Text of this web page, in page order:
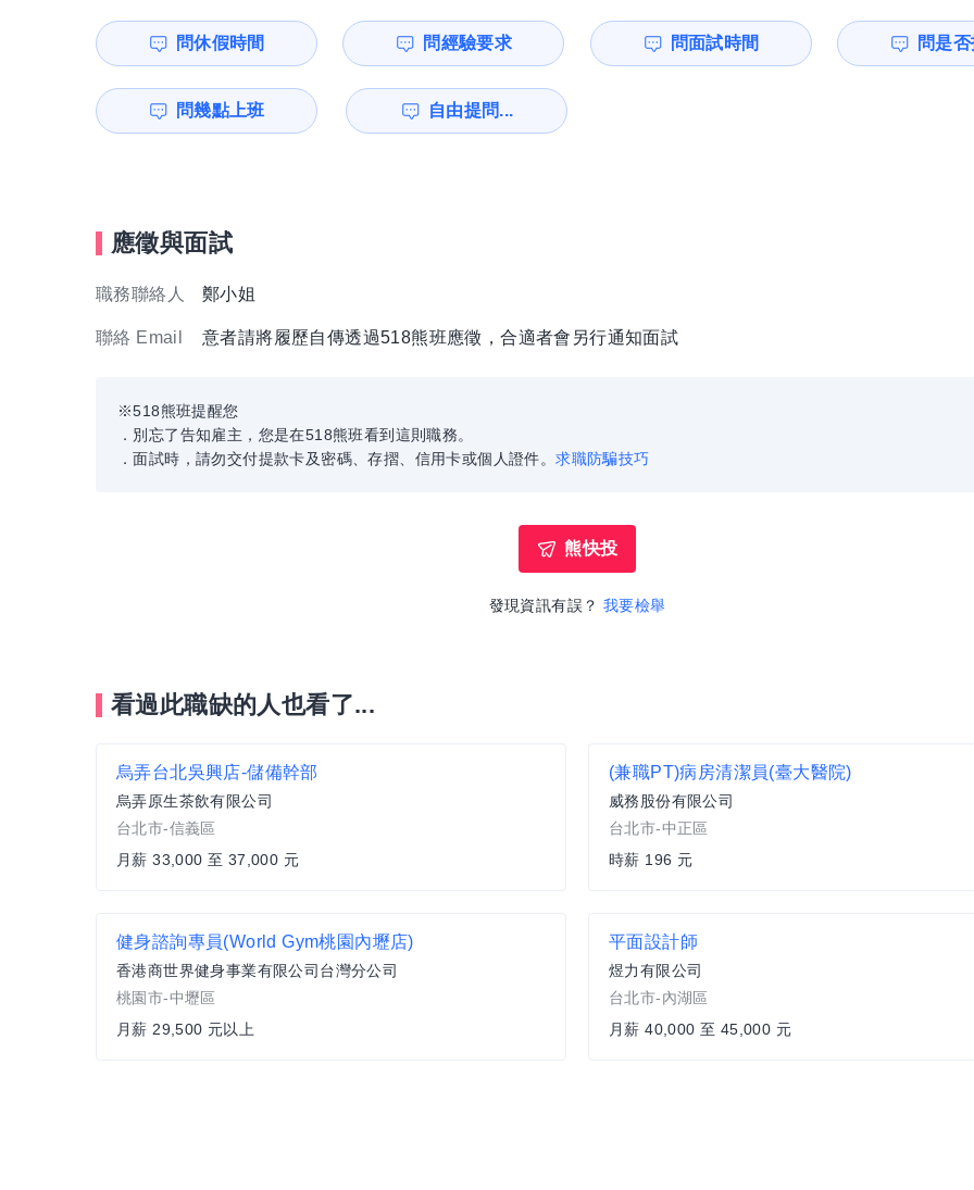
問休假時間 問經驗要求 問面試時間 問是
問幾點上班 自由提問...
應徵與面試
職務聯絡人 鄭小姐
聯絡 Email 意者請將履歷自傳透過518熊班應徵，合適者會另行通知面試
※518熊班提醒您
．別忘了告知雇主，您是在518熊班看到這則職務。
．面試時，請勿交付提款卡及密碼、存摺、信用卡或個人證件。求職防騙技巧
熊快投
發現資訊有誤？ 我要檢舉
看過此職缺的人也看了...
烏弄台北吳興店-儲備幹部
烏弄原生茶飲有限公司
台北市-信義區
月薪 33,000 至 37,000 元
(兼職PT)病房清潔員(臺大醫院)
威務股份有限公司
台北市-中正區
時薪 196 元
健身諮詢專員(World Gym桃園內壢店)
香港商世界健身事業有限公司台灣分公司
桃園市-中壢區
月薪 29,500 元以上
平面設計師
煜力有限公司
台北市-內湖區
月薪 40,000 至 45,000 元